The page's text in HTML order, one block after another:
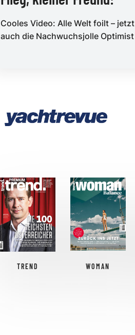
Cooles Video: Alle Welt foilt – jetzt
auch die Nachwuchsjolle Optimist
TREND WOMAN